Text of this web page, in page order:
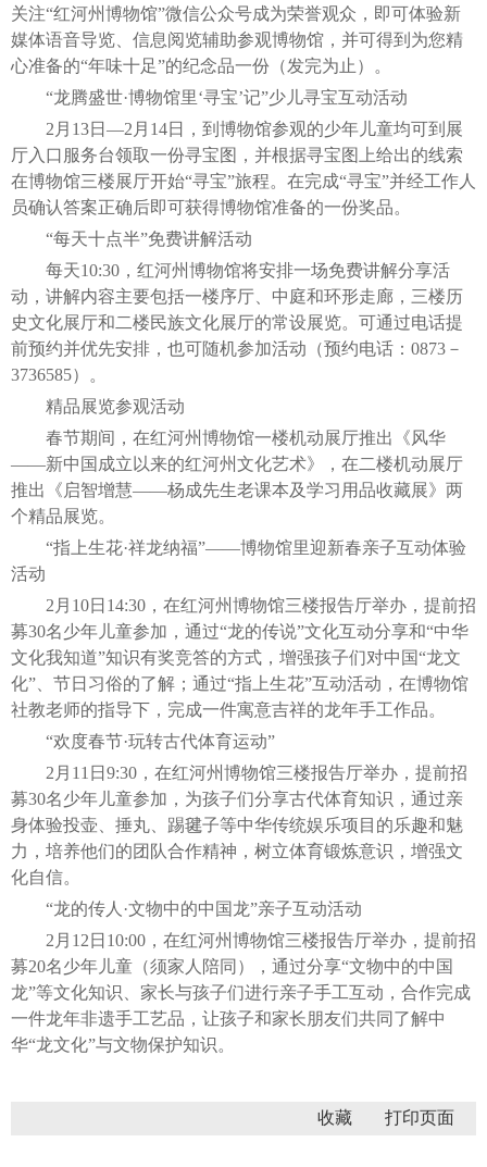
关注“红河州博物馆”微信公众号成为荣誉观众，即可体验新
媒体语音导览、信息阅览辅助参观博物馆，并可得到为您精
心准备的“年味十足”的纪念品一份（发完为止）。
“龙腾盛世·博物馆里‘寻宝’记”少儿寻宝互动活动
2月13日—2月14日，到博物馆参观的少年儿童均可到展
厅入口服务台领取一份寻宝图，并根据寻宝图上给出的线索
在博物馆三楼展厅开始“寻宝”旅程。在完成“寻宝”并经工作人
员确认答案正确后即可获得博物馆准备的一份奖品。
“每天十点半”免费讲解活动
每天10:30，红河州博物馆将安排一场免费讲解分享活
动，讲解内容主要包括一楼序厅、中庭和环形走廊，三楼历
史文化展厅和二楼民族文化展厅的常设展览。可通过电话提
前预约并优先安排，也可随机参加活动（预约电话：0873－
3736585）。
精品展览参观活动
春节期间，在红河州博物馆一楼机动展厅推出《风华
——新中国成立以来的红河州文化艺术》，在二楼机动展厅
推出《启智增慧——杨成先生老课本及学习用品收藏展》两
个精品展览。
“指上生花·祥龙纳福”——博物馆里迎新春亲子互动体验
活动
2月10日14:30，在红河州博物馆三楼报告厅举办，提前招
募30名少年儿童参加，通过“龙的传说”文化互动分享和“中华
文化我知道”知识有奖竞答的方式，增强孩子们对中国“龙文
化”、节日习俗的了解；通过“指上生花”互动活动，在博物馆
社教老师的指导下，完成一件寓意吉祥的龙年手工作品。
“欢度春节·玩转古代体育运动”
2月11日9:30，在红河州博物馆三楼报告厅举办，提前招
募30名少年儿童参加，为孩子们分享古代体育知识，通过亲
身体验投壶、捶丸、踢毽子等中华传统娱乐项目的乐趣和魅
力，培养他们的团队合作精神，树立体育锻炼意识，增强文
化自信。
“龙的传人·文物中的中国龙”亲子互动活动
2月12日10:00，在红河州博物馆三楼报告厅举办，提前招
募20名少年儿童（须家人陪同），通过分享“文物中的中国
龙”等文化知识、家长与孩子们进行亲子手工互动，合作完成
一件龙年非遗手工艺品，让孩子和家长朋友们共同了解中
华“龙文化”与文物保护知识。
收藏